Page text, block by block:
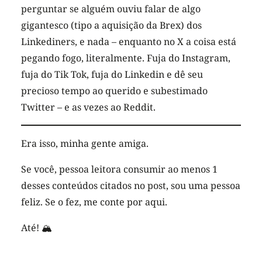
perguntar se alguém ouviu falar de algo
gigantesco (tipo a aquisição da Brex) dos
Linkediners, e nada – enquanto no X a coisa está
pegando fogo, literalmente. Fuja do Instagram,
fuja do Tik Tok, fuja do Linkedin e dê seu
precioso tempo ao querido e subestimado
Twitter – e as vezes ao Reddit.
Era isso, minha gente amiga.
Se você, pessoa leitora consumir ao menos 1
desses conteúdos citados no post, sou uma pessoa
feliz. Se o fez, me conte por aqui.
Até! 🏔